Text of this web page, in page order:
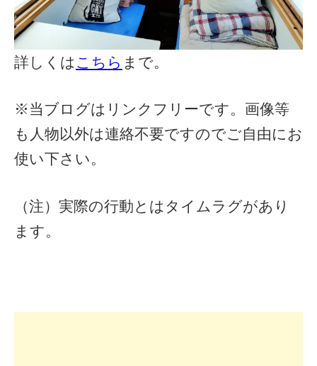
詳しくは こちら まで。
※当ブログはリンクフリーです。画像等
も人物以外は連絡不要ですのでご自由にお
使い下さい。
（注）実際の行動とはタイムラグがあり
ます。